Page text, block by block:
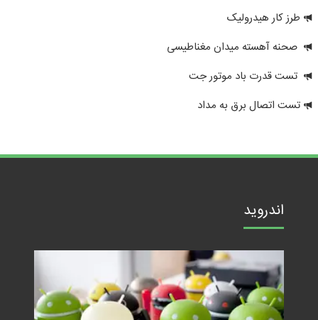
طرز کار هیدرولیک
صحنه آهسته میدان مغناطیسی
تست قدرت باد موتور جت
تست اتصال برق به مداد
اندروید